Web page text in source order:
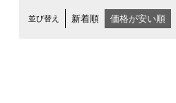
並び替え 新着順 価格が安い順